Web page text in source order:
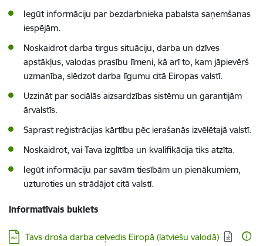
Iegūt informāciju par bezdarbnieka pabalsta saņemšanas
iespējām.
Noskaidrot darba tirgus situāciju, darba un dzīves
apstākļus, valodas prasību līmeni, kā arī to, kam jāpievērš
uzmanība, slēdzot darba līgumu citā Eiropas valstī.
Uzzināt par sociālās aizsardzības sistēmu un garantijām
ārvalstīs.
Saprast reģistrācijas kārtību pēc ierašanās izvēlētajā valstī.
Noskaidrot, vai Tava izglītība un kvalifikācija tiks atzīta.
Iegūt informāciju par savām tiesībām un pienākumiem,
uzturoties un strādājot citā valstī.
Informatīvais buklets
Lejupielādēt:
Tavs droša darba ceļvedis Eiropā (latviešu valodā)